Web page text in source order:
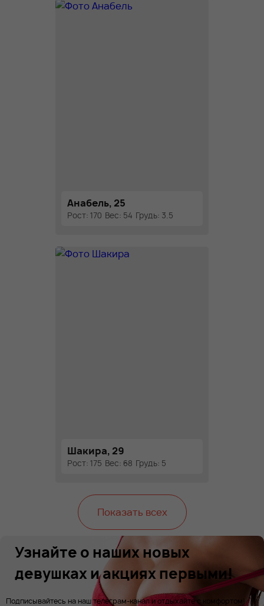
Анабель, 25
Рост: 170 Вес: 54 Грудь: 3.5
Шакира, 29
Рост: 175 Вес: 68 Грудь: 5
Показать всех
Узнайте о наших новых
девушках и акциях первыми!
Подписывайтесь на наш телеграм-канал и отдыхайте с комфортом!